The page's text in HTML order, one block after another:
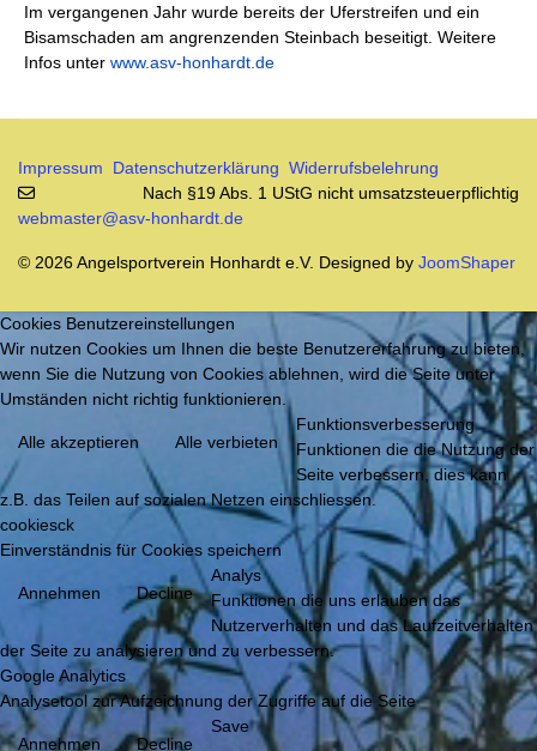
Im vergangenen Jahr wurde bereits der Uferstreifen und ein
Bisamschaden am angrenzenden Steinbach beseitigt. Weitere
Infos unter www.asv-honhardt.de
Impressum Datenschutzerklärung Widerrufsbelehrung
Nach §19 Abs. 1 UStG nicht umsatzsteuerpflichtig
webmaster@asv-honhardt.de
© 2026 Angelsportverein Honhardt e.V. Designed by JoomShaper
Cookies Benutzereinstellungen
Wir nutzen Cookies um Ihnen die beste Benutzererfahrung zu bieten,
wenn Sie die Nutzung von Cookies ablehnen, wird die Seite unter
Umständen nicht richtig funktionieren.
Alle akzeptieren Alle verbieten
Funktionsverbesserung
Funktionen die die Nutzung der
Seite verbessern, dies kann
z.B. das Teilen auf sozialen Netzen einschliessen.
cookiesck
Einverständnis für Cookies speichern
Annehmen Decline
Analys
Funktionen die uns erlauben das
Nutzerverhalten und das Laufzeitverhalten
der Seite zu analysieren und zu verbessern.
Google Analytics
Analysetool zur Aufzeichnung der Zugriffe auf die Seite
Annehmen Decline
Save